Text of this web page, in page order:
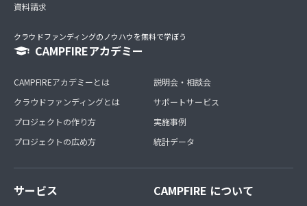
資料請求
クラウドファンディングのノウハウを無料で学ぼう
CAMPFIREアカデミー
CAMPFIREアカデミーとは
クラウドファンディングとは
プロジェクトの作り方
プロジェクトの広め方
説明会・相談会
サポートサービス
実施事例
統計データ
サービス CAMPFIRE について